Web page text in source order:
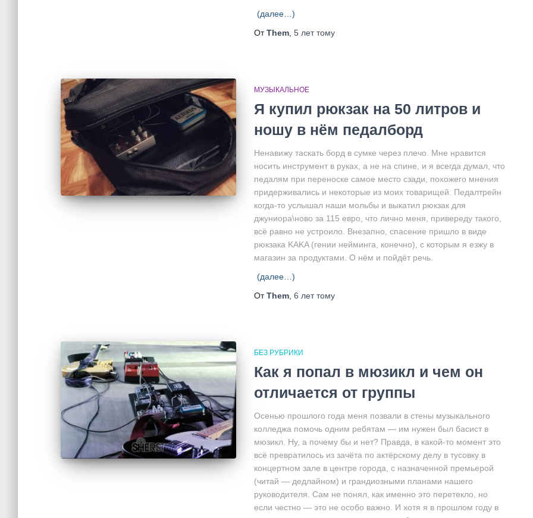
(далее…)
ОтThem 5 леттому
МУЗЫКАЛЬНОЕ
Я купил рюкзак на 50 литров и
ношу в нём педалборд
Ненавижу таскать борд в сумке через плечо. Мне нравится
носить инструмент в руках, а не на спине, и я всегда думал, что
педалям при переноске самое место сзади, похожего мнения
придерживались и некоторые из моих товарищей. Педалтрейн
когда-то услышал наши мольбы и выкатил рюкзак для
джуниора\ново за 115 евро, что лично меня, привереду такого,
всё равно не устроило. Внезапно, спасение пришло в виде
рюкзака KAKA (гении нейминга, конечно), с которым я езжу в
магазин за продуктами. О нём и пойдёт речь.
(далее…)
ОтThem 6 леттому
БЕЗ РУБРИКИ
Как я попал в мюзикл и чем он
отличается от группы
Осенью прошлого года меня позвали в стены музыкального
колледжа помочь одним ребятам — им нужен был басист в
мюзикл. Ну, а почему бы и нет? Правда, в какой-то момент это
всё превратилось из зачёта по актёрскому делу в тусовку в
концертном зале в центре города, с назначенной премьерой
(читай — дедлайном) и грандиозными планами нашего
руководителя. Сам не понял, как именно это перетекло, но
если честно — это не особо важно. И хотя я в прошлом году в